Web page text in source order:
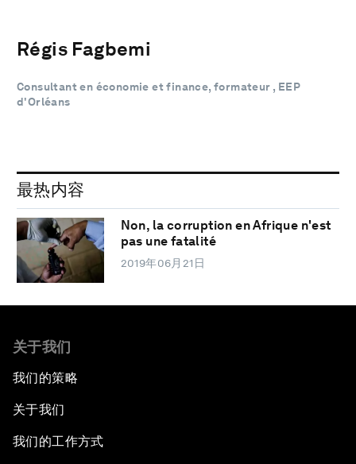
Régis Fagbemi
Consultant en économie et finance, formateur , EEP
d'Orléans
最热内容
Non, la corruption en Afrique n'est
pas une fatalité
2019年06月21日
关于我们
我们的策略
关于我们
我们的工作方式